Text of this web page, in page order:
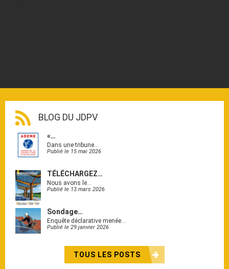
BLOG DU JDPV
«…
Dans une tribune…
Publié le 15 mai 2026
TÉLÉCHARGEZ…
Nous avons le…
Publié le 13 mars 2026
Sondage…
Enquête déclarative menée…
Publié le 29 janvier 2026
TOUS LES POSTS